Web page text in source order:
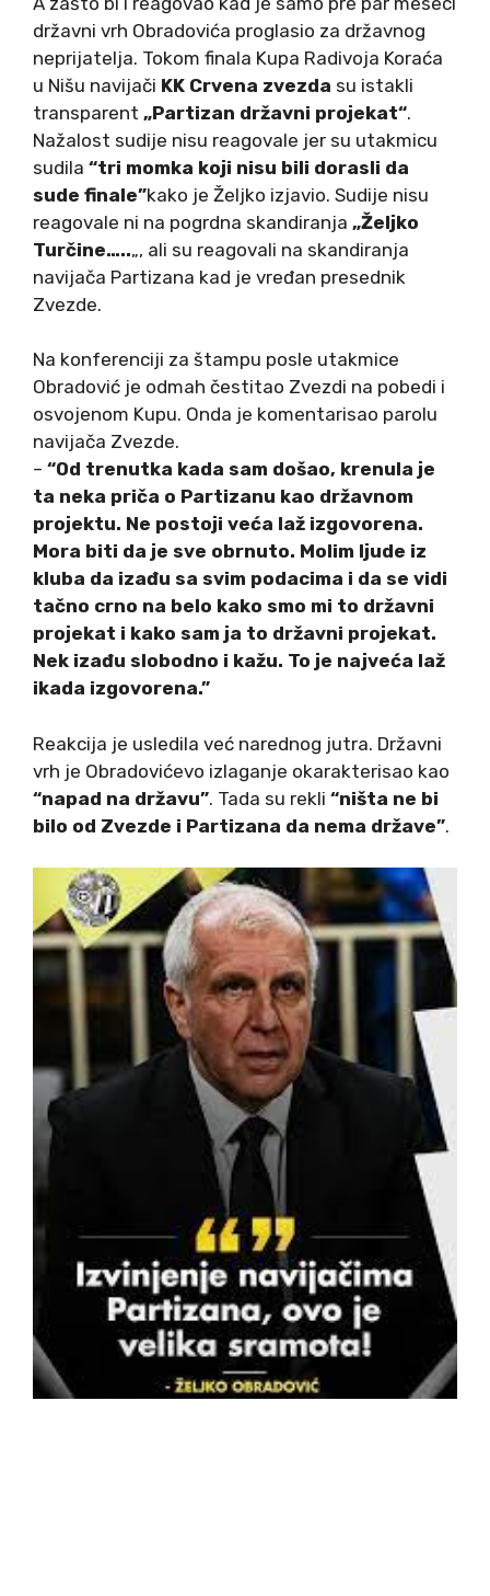
državni vrh Obradovića proglasio za državnog
neprijatelja. Tokom finala Kupa Radivoja Koraća
u Nišu navijači KK Crvena zvezda su istakli
transparent „Partizan državni projekat“.
Nažalost sudije nisu reagovale jer su utakmicu
sudila “tri momka koji nisu bili dorasli da
sude finale”kako je Željko izjavio. Sudije nisu
reagovale ni na pogrdna skandiranja „Željko
Turčine…..„, ali su reagovali na skandiranja
navijača Partizana kad je vređan presednik
Zvezde.
Na konferenciji za štampu posle utakmice
Obradović je odmah čestitao Zvezdi na pobedi i
osvojenom Kupu. Onda je komentarisao parolu
navijača Zvezde.
– “Od trenutka kada sam došao, krenula je
ta neka priča o Partizanu kao državnom
projektu. Ne postoji veća laž izgovorena.
Mora biti da je sve obrnuto. Molim ljude iz
kluba da izađu sa svim podacima i da se vidi
tačno crno na belo kako smo mi to državni
projekat i kako sam ja to državni projekat.
Nek izađu slobodno i kažu. To je najveća laž
ikada izgovorena.”
Reakcija je usledila već narednog jutra. Državni
vrh je Obradovićevo izlaganje okarakterisao kao
“napad na državu”. Tada su rekli “ništa ne bi
bilo od Zvezde i Partizana da nema države”.